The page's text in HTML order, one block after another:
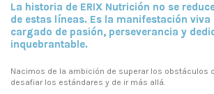
La historia de ERIX Nutrición no se
de estas líneas. Es la manifestación viva
cargado de pasión, perseverancia y
inquebrantable.
Nacimos de la ambición de superar los obstáculos
desafiar los estándares y de ir más allá.